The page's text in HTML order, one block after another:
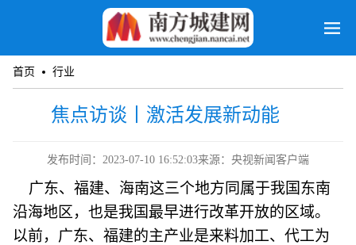
首页 行业
焦点访谈丨激活发展新动能
发布时间：2023-07-10 16:52:03来源：央视新闻客户端
广东、福建、海南这三个地方同属于我国东南
沿海地区，也是我国最早进行改革开放的区域。
以前，广东、福建的主产业是来料加工、代工为